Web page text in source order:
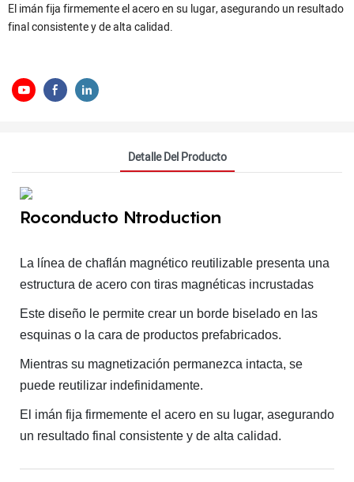
El imán fija firmemente el acero en su lugar, asegurando un resultado
final consistente y de alta calidad.
Detalle Del Producto
Roconducto Ntroduction
La línea de chaflán magnético reutilizable presenta una
estructura de acero con tiras magnéticas incrustadas
Este diseño le permite crear un borde biselado en las
esquinas o la cara de productos prefabricados.
Mientras su magnetización permanezca intacta, se
puede reutilizar indefinidamente.
El imán fija firmemente el acero en su lugar, asegurando
un resultado final consistente y de alta calidad.